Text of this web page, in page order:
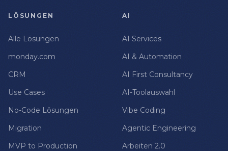
LÖSUNGEN
Alle Lösungen
monday.com
CRM
Use Cases
No-Code Lösungen
Migration
MVP to Production
AI
AI Services
AI & Automation
AI First Consultancy
AI-Toolauswahl
Vibe Coding
Agentic Engineering
Arbeiten 2.0